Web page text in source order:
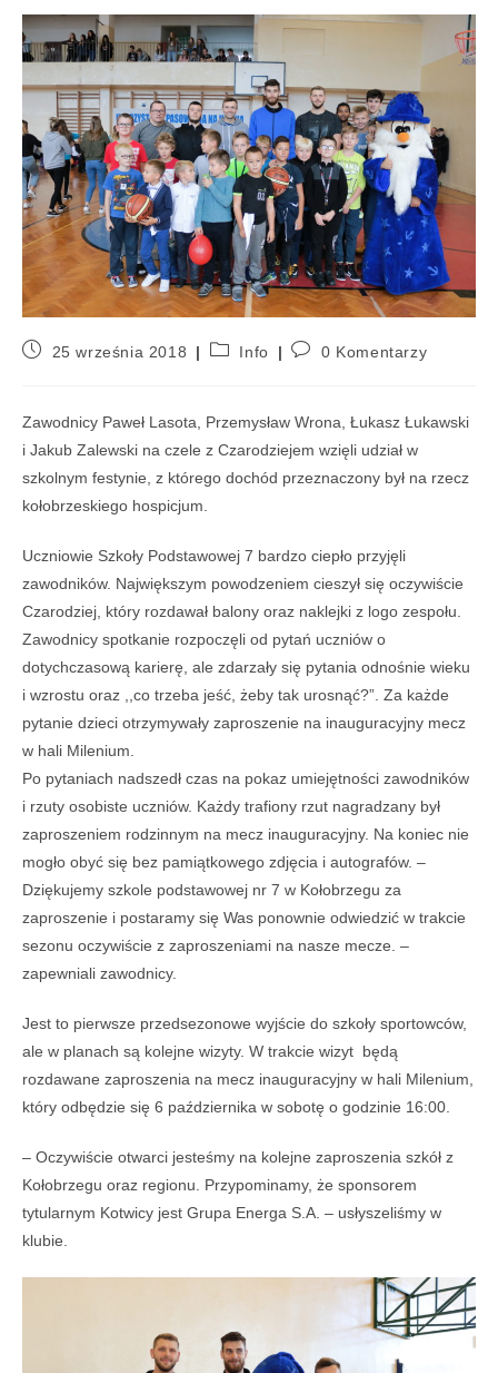
25 września 2018 Info 0 Komentarzy
Zawodnicy Paweł Lasota, Przemysław Wrona, Łukasz Łukawski
i Jakub Zalewski na czele z Czarodziejem wzięli udział w
szkolnym festynie, z którego dochód przeznaczony był na rzecz
kołobrzeskiego hospicjum.
Uczniowie Szkoły Podstawowej 7 bardzo ciepło przyjęli
zawodników. Największym powodzeniem cieszył się oczywiście
Czarodziej, który rozdawał balony oraz naklejki z logo zespołu.
Zawodnicy spotkanie rozpoczęli od pytań uczniów o
dotychczasową karierę, ale zdarzały się pytania odnośnie wieku
i wzrostu oraz ,,co trzeba jeść, żeby tak urosnąć?”. Za każde
pytanie dzieci otrzymywały zaproszenie na inauguracyjny mecz
w hali Milenium.
Po pytaniach nadszedł czas na pokaz umiejętności zawodników
i rzuty osobiste uczniów. Każdy trafiony rzut nagradzany był
zaproszeniem rodzinnym na mecz inauguracyjny. Na koniec nie
mogło obyć się bez pamiątkowego zdjęcia i autografów. –
Dziękujemy szkole podstawowej nr 7 w Kołobrzegu za
zaproszenie i postaramy się Was ponownie odwiedzić w trakcie
sezonu oczywiście z zaproszeniami na nasze mecze. –
zapewniali zawodnicy.
Jest to pierwsze przedsezonowe wyjście do szkoły sportowców,
ale w planach są kolejne wizyty. W trakcie wizyt będą
rozdawane zaproszenia na mecz inauguracyjny w hali Milenium,
który odbędzie się 6 października w sobotę o godzinie 16:00.
– Oczywiście otwarci jesteśmy na kolejne zaproszenia szkół z
Kołobrzegu oraz regionu. Przypominamy, że sponsorem
tytularnym Kotwicy jest Grupa Energa S.A. – usłyszeliśmy w
klubie.